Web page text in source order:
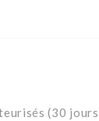
(30 jours